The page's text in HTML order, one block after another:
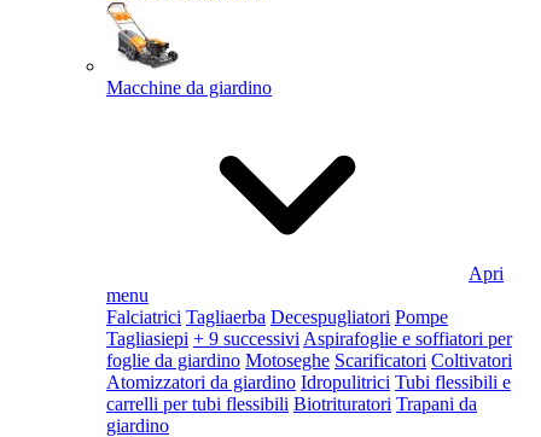
Macchine da giardino
Apri
menu
Falciatrici Tagliaerba Decespugliatori Pompe
Tagliasiepi + 9 successivi Aspirafoglie e soffiatori per
foglie da giardino Motoseghe Scarificatori Coltivatori
Atomizzatori da giardino Idropulitrici Tubi flessibili e
carrelli per tubi flessibili Biotrituratori Trapani da
giardino